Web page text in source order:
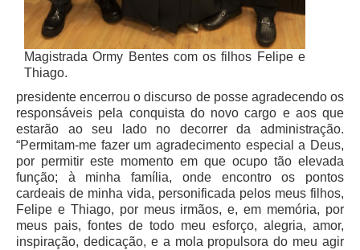
Magistrada Ormy Bentes com os filhos Felipe e
Thiago.
presidente encerrou o discurso de posse agradecendo os
responsáveis pela conquista do novo cargo e aos que
estarão ao seu lado no decorrer da administração.
“Permitam-me fazer um agradecimento especial a Deus,
por permitir este momento em que ocupo tão elevada
função; à minha família, onde encontro os pontos
cardeais de minha vida, personificada pelos meus filhos,
Felipe e Thiago, por meus irmãos, e, em memória, por
meus pais, fontes de todo meu esforço, alegria, amor,
inspiração, dedicação, e a mola propulsora do meu agir